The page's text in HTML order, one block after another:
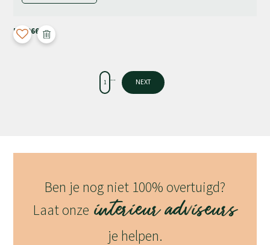
M-4066
1 ... NEXT
Ben je nog niet 100% overtuigd?
Laat onzeinterieur adviseurs
je helpen.